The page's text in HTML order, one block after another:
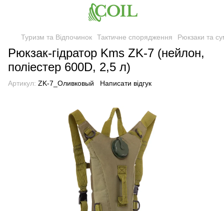
Туризм та Відпочинок Тактичне спорядження Рюкзаки та
Рюкзак-гідратор Kms ZK-7 (нейлон,
поліестер 600D, 2,5 л)
Артикул: ZK-7_Оливковый Написати відгук